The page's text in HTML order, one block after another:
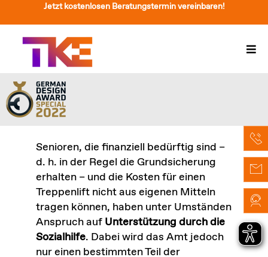
Inhalt
springen
Jetzt kostenlosen Beratungstermin vereinbaren!
Treppenlift
Preise
Service
Treppenliftberatung
Über Uns & Kontakt
Suche
nach:
Senioren, die finanziell bedürftig sind –
d. h. in der Regel die Grundsicherung
erhalten – und die Kosten für einen
Treppenlift nicht aus eigenen Mitteln
tragen können, haben unter Umständen
Anspruch auf Unterstützung durch die
Sozialhilfe. Dabei wird das Amt jedoch
nur einen bestimmten Teil der